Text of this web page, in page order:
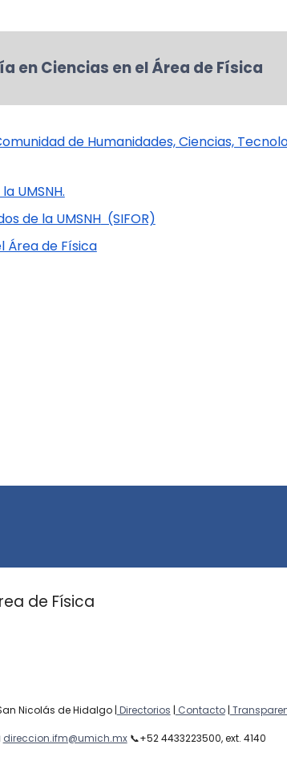
Ciencias en el Área de Física
de Humanidades, Ciencias,
UMSNH.
de la UMSNH(SIFOR)
Área de Física
de Física
Nicolás de Hidalgo | Directorios | Contacto|
direccion.ifm@umich.mx 📞+52 4433223500, ext. 4140